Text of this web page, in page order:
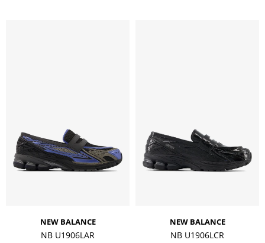
NEW BALANCE
NB U1906LAR
NEW BALANCE
NB U1906LCR